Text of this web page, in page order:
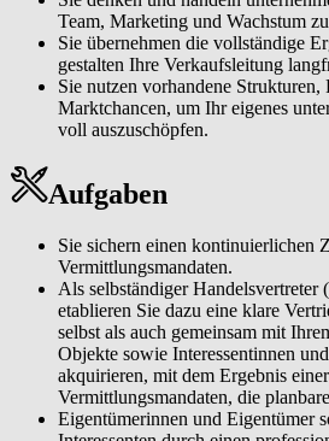
Team, Marketing und Wachstum
Sie übernehmen die vollständige
gestalten Ihre Verkaufsleitung
Sie nutzen vorhandene Strukturen,
Marktchancen, um Ihr eigenes
voll auszuschöpfen.
Aufgaben
Sie sichern einen kontinuierlichen
Vermittlungsmandaten.
Als selbständiger
etablieren Sie dazu eine klare
selbst als auch gemeinsam mit
Objekte sowie Interessentinnen
akquirieren, mit dem Ergebnis
Vermittlungsmandaten, die
Eigentümerinnen und Eigentümer